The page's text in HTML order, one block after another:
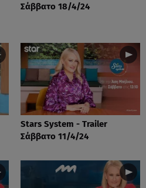
Σάββατο 18/4/24
Stars System - Trailer
Σάββατο 11/4/24